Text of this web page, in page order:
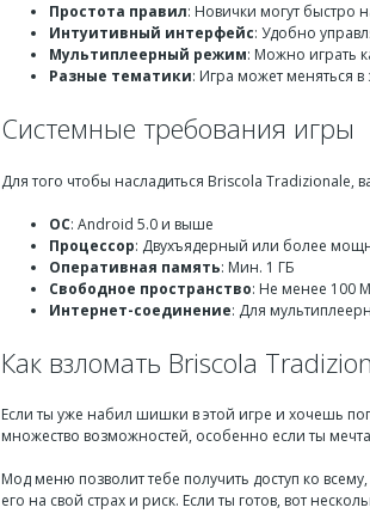
Простота правил: Новички могут быстро
Интуитивный интерфейс: Удобно
Мультиплеерный режим: Можно играть
Разные тематики: Игра может меняться
Системные требования игры
Для того чтобы насладиться Briscola
ОС: Android 5.0 и выше
Процессор: Двухъядерный или более
Оперативная память: Мин. 1 ГБ
Свободное пространство: Не менее 100
Интернет-соединение: Для
Как взломать Briscola
Если ты уже набил шишки в этой игре и хочешь
множество возможностей, особенно если ты
Мод меню позволит тебе получить доступ ко
его на свой страх и риск. Если ты готов, вот